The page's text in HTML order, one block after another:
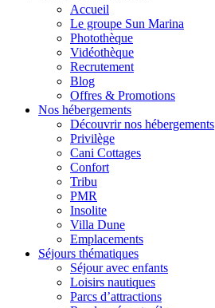
Accueil
Le groupe Sun Marina
Photothèque
Vidéothèque
Recrutement
Blog
Offres & Promotions
Nos hébergements
Découvrir nos hébergements
Privilège
Cani Cottages
Confort
Tribu
PMR
Insolite
Villa Dune
Emplacements
Séjours thématiques
Séjour avec enfants
Loisirs nautiques
Parcs d’attractions